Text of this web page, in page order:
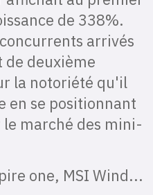
de 338%.
arrivés
de deuxième
la notoriété qu'il
en se positionnant
marché des mini-
one, MSI Wind...